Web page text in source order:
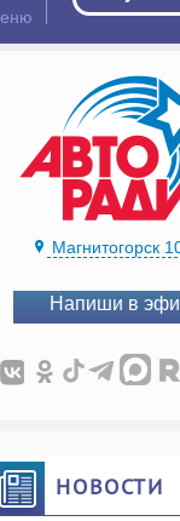
Магнитогорск
Напиши в
НОВОСТИ